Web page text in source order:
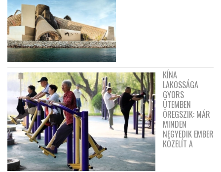
KÍNA
LAKOSSÁGA
GYORS
ÜTEMBEN
ÖREGSZIK: MÁR
MINDEN
NEGYEDIK EMBER
KÖZELÍT A